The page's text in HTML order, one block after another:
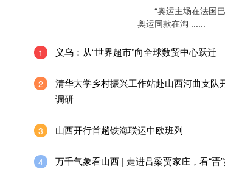
“奥运主场在法国
奥运同款在淘 ......
1 义乌：从“世界超市”向全球数贸中心跃迁
2
清华大学乡村振兴工作站赴山西河曲支队
调研
3 山西开行首趟铁海联运中欧班列
4 万千气象看山西 | 走进吕梁贾家庄，看“晋